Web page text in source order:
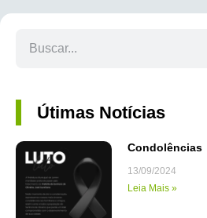
Útimas Notícias
Condolências
13/09/2024
Leia Mais »